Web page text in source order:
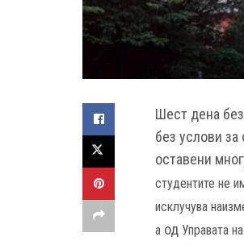
Шест дена
без услови
оставени
студентите не
исклучува
а од Управата